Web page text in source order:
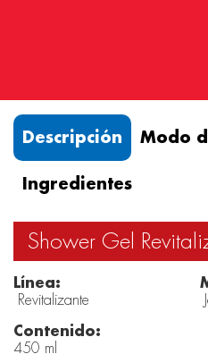
Descripción Modo
Ingredientes
Shower Gel
Línea:
Revitalizante
Contenido:
450 ml